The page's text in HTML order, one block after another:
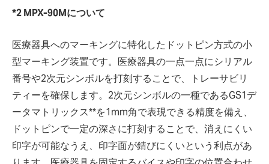
*2 MPX-90Mについて
医療器具へのマーキングに特化したドットピン方式の小
型マーキング装置です。医療器具の一点一点にシリアル
番号や2次元シンボルを打刻することで、トレーサビリ
ティーを確保します。2次元シンボルの一種であるGS1デ
ータマトリックス**を1mm角で表現できる精度を備え、
ドットピンで一定の深さに打刻することで、消えにくい
印字が可能なうえ、印字面が錆びにくいという利点があ